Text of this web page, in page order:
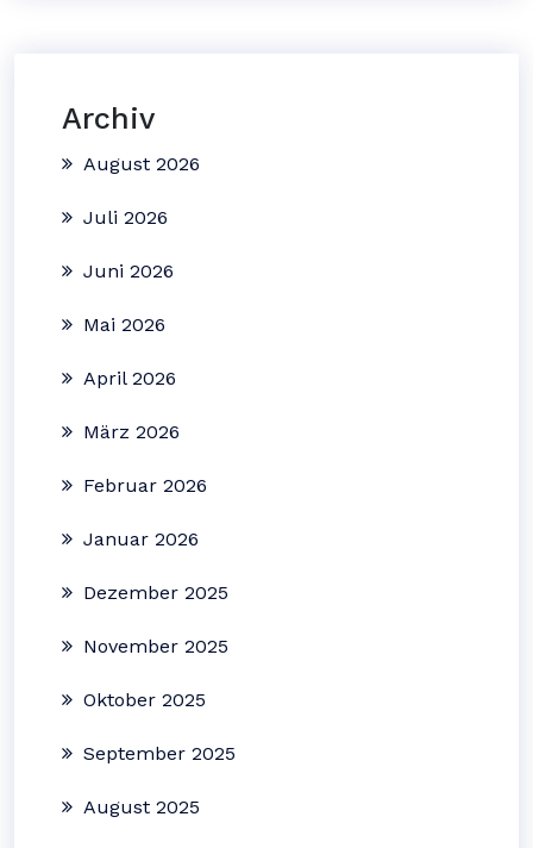
Archiv
August 2026
Juli 2026
Juni 2026
Mai 2026
April 2026
März 2026
Februar 2026
Januar 2026
Dezember 2025
November 2025
Oktober 2025
September 2025
August 2025